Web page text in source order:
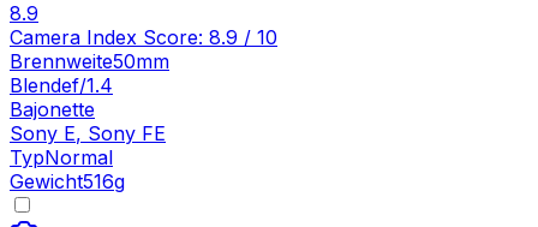
8.9
Camera Index Score: 8.9 / 10
Brennweite50mm
Blendef/1.4
Bajonette
Sony E, Sony FE
TypNormal
Gewicht516g